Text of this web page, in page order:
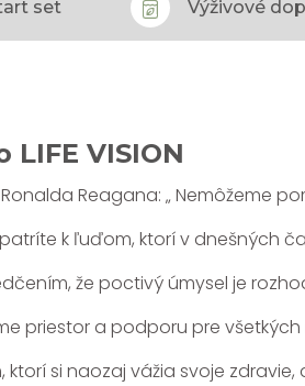
set Výživové
LIFE VISION
Reagana: „ Nemôžeme
k ľuďom, ktorí v dnešných
že poctivý úmysel je
priestor a podporu pre
ktorí si naozaj vážia svoje